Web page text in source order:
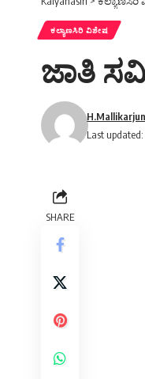
ಕಲ್ಯಾಣಸಿರಿ ವಿಶೇಷ
ಜಾತಿ
Last
H.Mallikarjun
SHARE